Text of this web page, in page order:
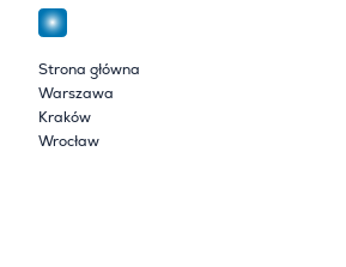
Strona główna
Warszawa
Kraków
Wrocław